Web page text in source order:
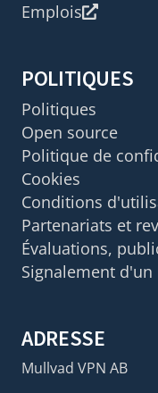
Emplois
POLITIQUES
Politiques
Open source
Politique de
Cookies
Conditions
Partenariats et
Évaluations,
Signalement
ADRESSE
Mullvad VPN AB